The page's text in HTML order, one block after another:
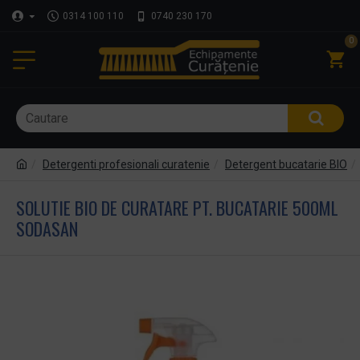
0314 100 110 0740 230 170
0
Detergenti profesionali curatenie Detergent bucatarie BIO
SOLUTIE BIO DE CURATARE PT. BUCATARIE 500ML
SODASAN